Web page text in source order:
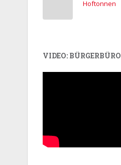
Hoftonnen
VIDEO: BÜRGERBÜRO